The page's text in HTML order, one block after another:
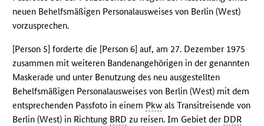
neuen Behelfsmäßigen Personalausweises von Berlin (West)
vorzusprechen.
[Person 5] forderte die [Person 6] auf, am 27. Dezember 1975
zusammen mit weiteren Bandenangehörigen in der genannten
Maskerade und unter Benutzung des neu ausgestellten
Behelfsmäßigen Personalausweises von Berlin (West) mit dem
entsprechenden Passfoto in einem Pkw als Transitreisende von
Berlin (West) in Richtung BRD zu reisen. Im Gebiet der DDR